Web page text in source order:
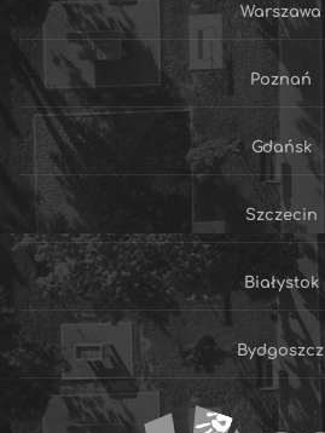
Warszawa
Poznań
Gdańsk
Szczecin
Białystok
Bydgoszcz